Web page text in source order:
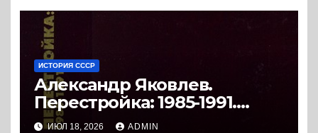
ИСТОРИЯ СССР
Александр Яковлев.
Перестройка: 1985-1991.
Документы. (2008) * Книга
ИЮЛ 18, 2026 ADMIN